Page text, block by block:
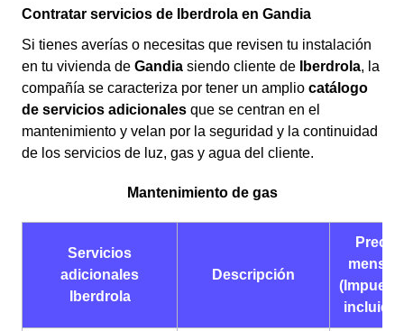
Contratar servicios de Iberdrola en Gandia
Si tienes averías o necesitas que revisen tu instalación
en tu vivienda de Gandia siendo cliente de Iberdrola, la
compañía se caracteriza por tener un amplio catálogo
de servicios adicionales que se centran en el
mantenimiento y velan por la seguridad y la continuidad
de los servicios de luz, gas y agua del cliente.
Mantenimiento de gas
Servicios
adicionales
Iberdrola
Descripción
Precio